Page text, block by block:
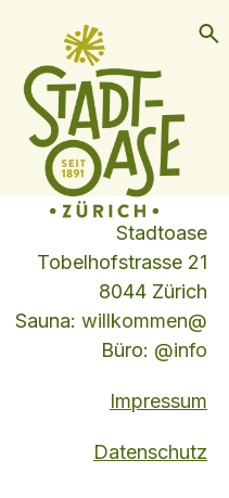
Stadtoase
Tobelhofstrasse 21
8044 Zürich
Sauna: willkommen@
Büro:
info@
Impressum
Datenschutz